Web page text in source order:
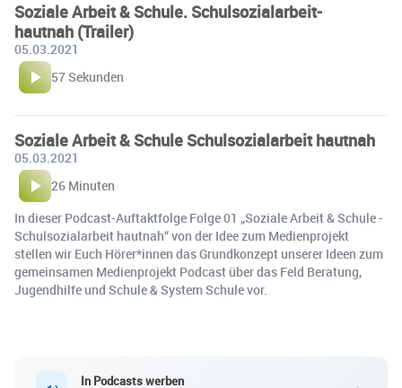
Soziale Arbeit & Schule. Schulsozialarbeit-
hautnah (Trailer)
05.03.2021
57 Sekunden
Soziale Arbeit & Schule Schulsozialarbeit hautnah
05.03.2021
26 Minuten
In dieser Podcast-Auftaktfolge Folge 01 „Soziale Arbeit & Schule -
Schulsozialarbeit hautnah“ von der Idee zum Medienprojekt
stellen wir Euch Hörer*innen das Grundkonzept unserer Ideen zum
gemeinsamen Medienprojekt Podcast über das Feld Beratung,
Jugendhilfe und Schule & System Schule vor.
In Podcasts werben